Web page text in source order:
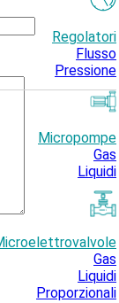
Regolatori
Flusso
Pressione
Micropompe
Gas
Liquidi
Gas
Liquidi
Proporzionali